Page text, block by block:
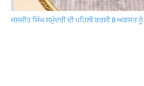
ਜਸਜੀਤ ਸਿੰਘ ਸਮੁੰਦਰੀ ਦੀ ਪਹਿਲੀ ਬਰਸੀ 8 ਅਗਸਤ ਨੂੰ